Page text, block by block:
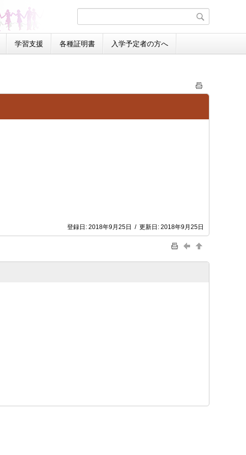
学習支援 各種証明書 入学予定者の方へ
登録日: 2018年9月25日 / 更新日: 2018年9月25日